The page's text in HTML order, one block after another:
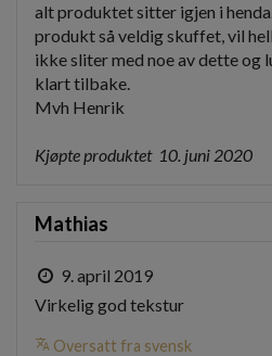
alt produktet sitter igjen i
produkt så veldig skuffet, vil
ikke sliter med noe av dette og
klart tilbake.
Mvh Henrik
Kjøpte produktet 10. juni 2020
Mathias
9. april 2019
Virkelig god tekstur
translate Oversatt fra svensk